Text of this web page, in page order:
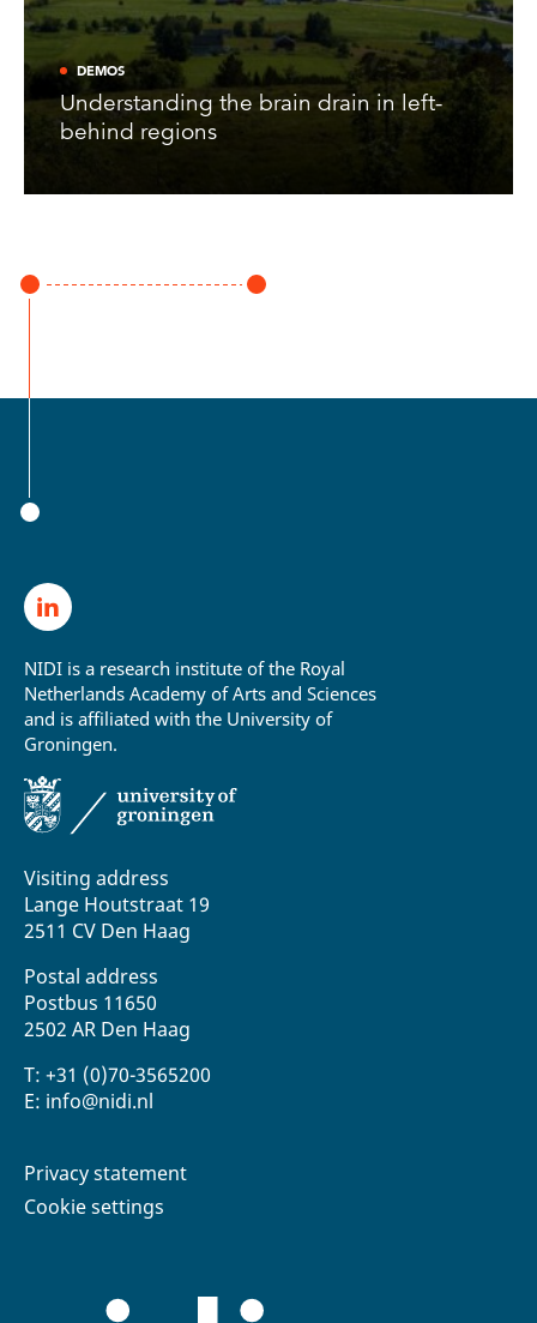
DEMOS
Understanding the brain drain in left-
behind regions
Visiting address
Lange Houtstraat 19
2511 CV Den Haag
Postal address
Postbus 11650
2502 AR Den Haag
T: +31 (0)70-3565200
E: info@nidi.nl
NIDI is a research institute of the Royal
Netherlands Academy of Arts and Sciences
and is affiliated with the University of
Groningen.
Privacy statement
Cookie settings